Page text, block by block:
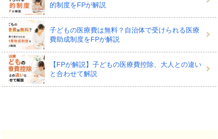
的制度をFPが解説
子どもの医療費は無料？自治体で受けられる医療
費助成制度をFPが解説
【FPが解説】子どもの医療費控除、大人との違い
と合わせて解説